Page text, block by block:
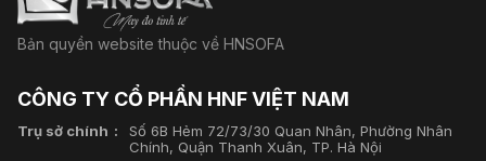
Bản quyền website thuộc về HNSOFA
CÔNG TY CỔ PHẦN HNF VIỆT NAM
Trụ sở chính
Số 6B Hẻm 72/73/30 Quan Nhân, Phường Nhân
Chính, Quận Thanh Xuân, TP. Hà Nội